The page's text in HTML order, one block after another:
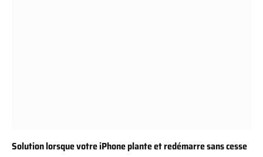
Solution lorsque votre iPhone plante et redémarre sans cesse